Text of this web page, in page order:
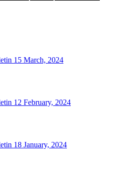
15 March, 2024
12 February, 2024
18 January, 2024